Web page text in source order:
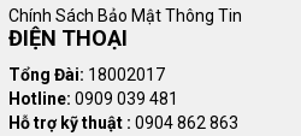
Chính Sách Bảo Mật Thông Tin
ĐIỆN THOẠI
Tổng Đài: 18002017
Hotline: 0909 039 481
Hỗ trợ kỹ thuật : 0904 862 863